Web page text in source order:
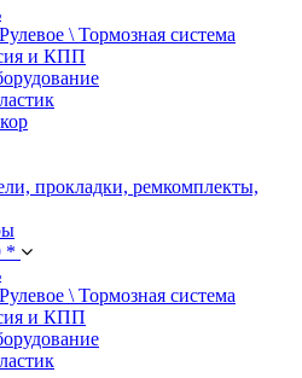
\ Тормозная система
и КПП
прокладки, ремкомплекты,
*
\ Тормозная система
и КПП